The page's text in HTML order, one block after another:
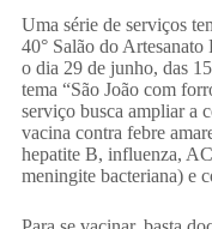
Uma série de serviços
40° Salão do Artesanato
o dia 29 de junho, das
tema “São João com
serviço busca ampliar a
vacina contra febre
hepatite B, influenza,
meningite bacteriana) e